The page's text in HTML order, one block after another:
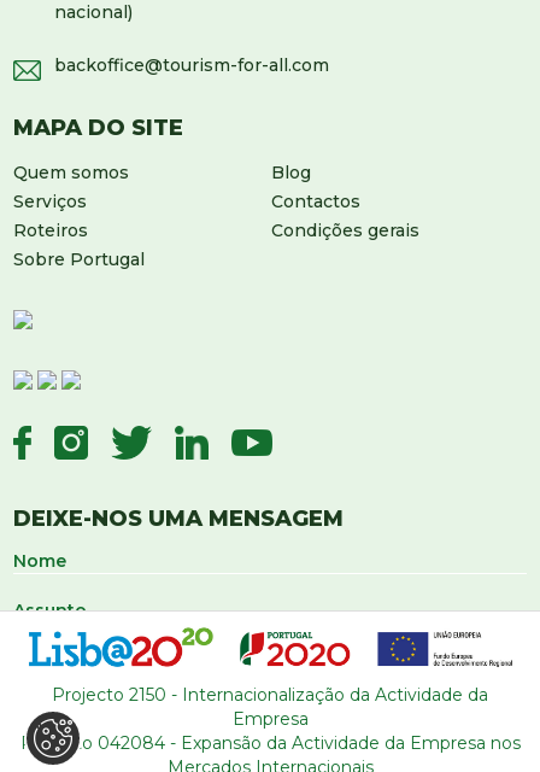
nacional)
backoffice@tourism-for-all.com
MAPA DO SITE
Quem somos
Serviços
Roteiros
Sobre Portugal
Blog
Contactos
Condições gerais
DEIXE-NOS UMA MENSAGEM
Projecto 2150 - Internacionalização da Actividade da
Empresa
Projecto 042084 - Expansão da Actividade da Empresa nos
Mercados Internacionais